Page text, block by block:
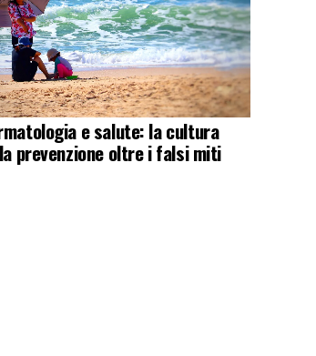
e salute: la cultura
prevenzione oltre i falsi miti